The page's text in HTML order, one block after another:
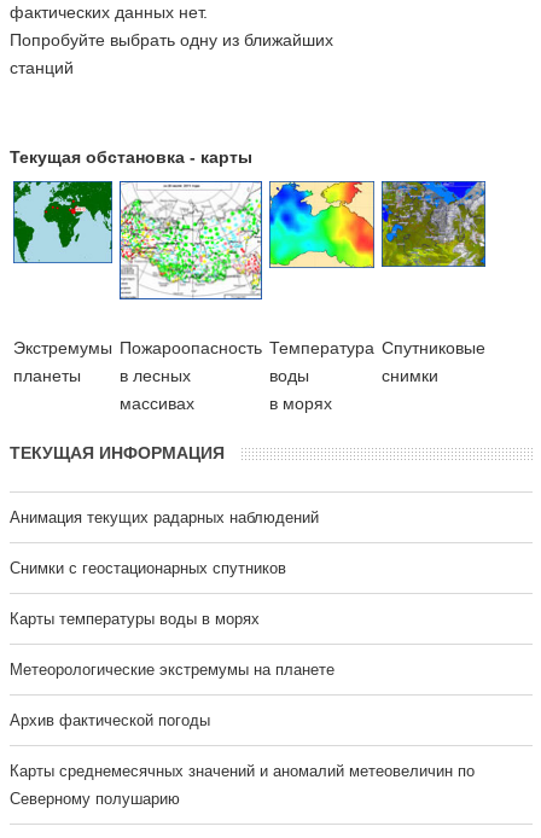
фактических данных нет.
Попробуйте выбрать одну из ближайших
станций
Текущая обстановка - карты
Экстремумы
планеты
Пожароопасность
в лесных
массивах
Температура
воды
в морях
Cпутниковые
снимки
ТЕКУЩАЯ ИНФОРМАЦИЯ
Анимация текущих радарных наблюдений
Cнимки с геостационарных спутников
Карты температуры воды в морях
Метеорологические экстремумы на планете
Архив фактической погоды
Карты среднемесячных значений и аномалий метеовеличин по
Северному полушарию